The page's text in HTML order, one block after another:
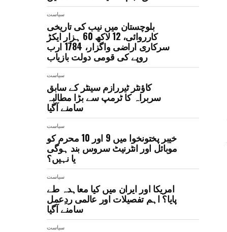
سیاست
بلوچستان میں نیب کی تاریخی
کارروائی، 12 لاکھ 60 ہزار ایکڑ
سرکاری اراضی واگزار، 1784 ارب
روپے کی قومی دولت بازیاب
سیاست
کاؤنٹر ٹیررازم سینٹر کے سابق
سربراہ کا ٹرمپ سے بڑا مطالبہ
سامنے آگیا
سیاست
خیبر پختونخوا میں 9 اور 10 محرم کو
موبائل اور انٹرنیٹ سروس بند ہوگی
یا نہیں؟
سیاست
امریکا اور ایران میں کیا معاہدہ طے
پایا؟ اہم تفصیلات اور عالمی ردِعمل
سامنے آگیا
سیاست